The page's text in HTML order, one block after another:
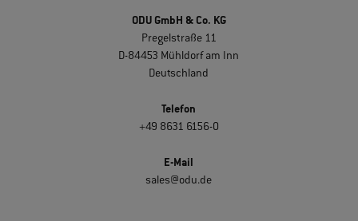
ODU GmbH & Co. KG
Pregelstraße 11
D-84453 Mühldorf am Inn
Deutschland
Telefon
+49 8631 6156-0
E-Mail
sales@odu.de